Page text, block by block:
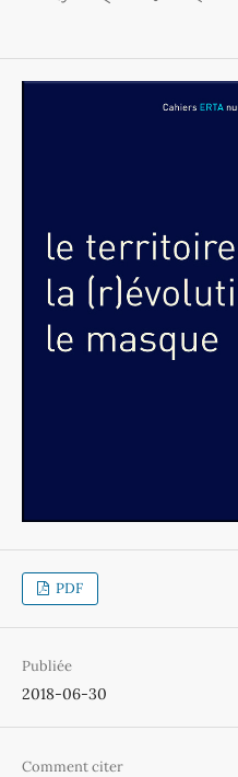
PDF
Publiée
2018-06-30
Comment citer